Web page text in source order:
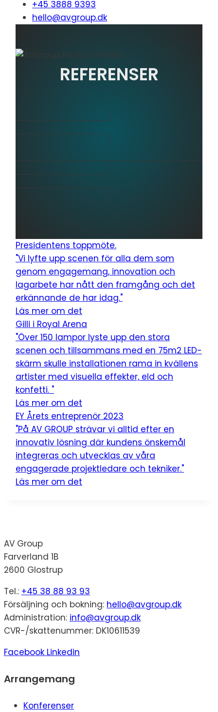
+45 3888 9393
hello@avgroup.dk
REFERENSER
Presidentens toppmöte.
"Vi lyfte upp scenen för alla dem som
genom engagemang, innovation och
lagarbete har nått den framgång och det
erkännande de har idag."
Läs mer om det
Gilli i Royal Arena
"Över 150 lampor lyste upp den stora
scenen och tillsammans med en 75m2 LED-
skärm skulle installationen rama in kvällens
artister med visuella effekter, eld och
konfetti. "
Läs mer om det
EY Årets entreprenör 2023
"På AV GROUP strävar vi alltid efter en
innovativ lösning där kundens önskemål
integreras och utvecklas av våra
engagerade projektledare och tekniker."
Läs mer om det
AV Group
Farverland 1B
2600 Glostrup
Tel.: +45 38 88 93 93
Försäljning och bokning: hello@avgroup.dk
Administration: info@avgroup.dk
CVR-/skattenummer: DK10611539
Facebook Linkedin
Arrangemang
Konferenser